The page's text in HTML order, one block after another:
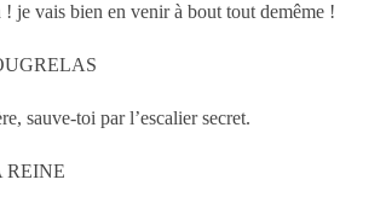
! je vais bien en venir à bout tout demême !
sauve-toi par l’escalier secret.
REINE